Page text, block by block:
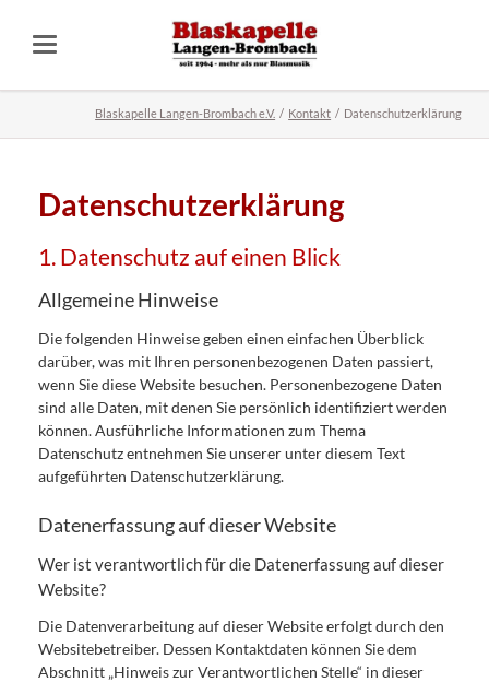
Blaskapelle Langen-Brombach e.V. Kontakt Datenschutzerklärung
Datenschutz­erklärung
1. Datenschutz auf einen Blick
Allgemeine Hinweise
Die folgenden Hinweise geben einen einfachen Überblick
darüber, was mit Ihren personenbezogenen Daten passiert,
wenn Sie diese Website besuchen. Personenbezogene Daten
sind alle Daten, mit denen Sie persönlich identifiziert werden
können. Ausführliche Informationen zum Thema
Datenschutz entnehmen Sie unserer unter diesem Text
aufgeführten Datenschutzerklärung.
Datenerfassung auf dieser Website
Wer ist verantwortlich für die Datenerfassung auf dieser
Website?
Die Datenverarbeitung auf dieser Website erfolgt durch den
Websitebetreiber. Dessen Kontaktdaten können Sie dem
Abschnitt „Hinweis zur Verantwortlichen Stelle“ in dieser